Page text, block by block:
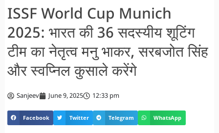
ISSF World Cup Munich
2025: भारत की 36 सदस्यीय शूटिंग
टीम का नेतृत्व मनु भाकर, सरबजोत सिंह
और स्वप्निल कुसाले करेंगे
Sanjeev June 9, 2025 12:33 pm
Facebook Twitter Telegram WhatsApp